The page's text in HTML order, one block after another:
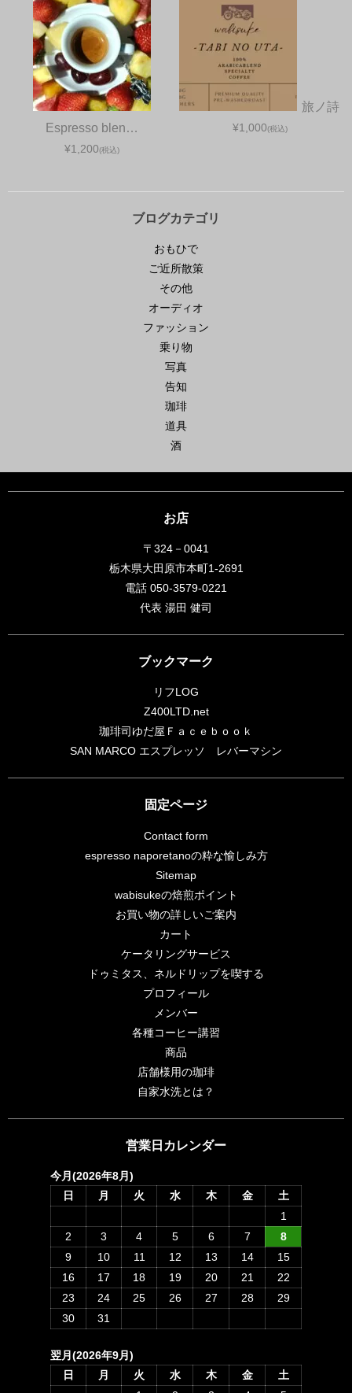
Espresso blen…
¥1,200(税込)
旅ノ詩
¥1,000(税込)
ブログカテゴリ
おもひで
ご近所散策
その他
オーディオ
ファッション
乗り物
写真
告知
珈琲
道具
酒
お店
〒324－0041
栃木県大田原市本町1-2691
電話 050-3579-0221
代表 湯田 健司
ブックマーク
リフLOG
Z400LTD.net
珈琲司ゆだ屋Ｆａｃｅｂｏｏｋ
SAN MARCO エスプレッソ レバーマシン
固定ページ
Contact form
espresso naporetanoの粋な愉しみ方
Sitemap
wabisukeの焙煎ポイント
お買い物の詳しいご案内
カート
ケータリングサービス
ドゥミタス、ネルドリップを喫する
プロフィール
メンバー
各種コーヒー講習
商品
店舗様用の珈琲
自家水洗とは？
営業日カレンダー
今月(2026年8月)
日
月 火 水 木 金
土
1
2
3 4 5 6 7
8
9
10 11 12 13 14
15
16
17 18 19 20 21
22
23
24 25 26 27 28
29
30
31
翌月(2026年9月)
日
月 火 水 木 金
土